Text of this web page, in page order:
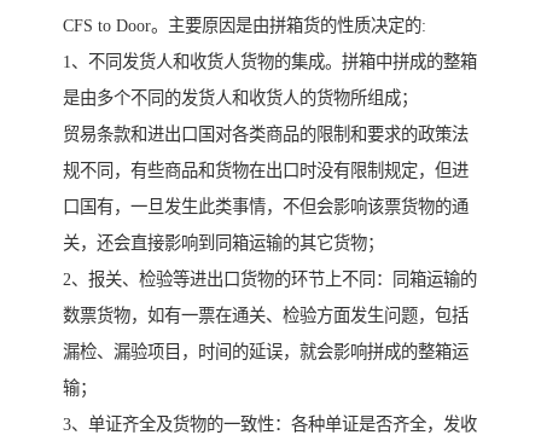
CFS to Door。主要原因是由拼箱货的性质决定的:
1、不同发货人和收货人货物的集成。拼箱中拼成的整箱
是由多个不同的发货人和收货人的货物所组成；
贸易条款和进出口国对各类商品的限制和要求的政策法
规不同，有些商品和货物在出口时没有限制规定，但进
口国有，一旦发生此类事情，不但会影响该票货物的通
关，还会直接影响到同箱运输的其它货物；
2、报关、检验等进出口货物的环节上不同：同箱运输的
数票货物，如有一票在通关、检验方面发生问题，包括
漏检、漏验项目，时间的延误，就会影响拼成的整箱运
输；
3、单证齐全及货物的一致性：各种单证是否齐全，发收